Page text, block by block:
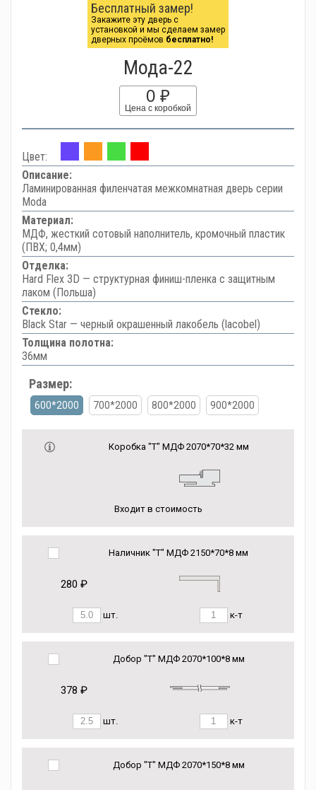
Бесплатный замер!
Закажите эту дверь с
установкой и мы сделаем замер
дверных проёмов бесплатно!
Мода-22
0 ₽
Цена с коробкой
Цвет:
Описание:
Ламинированная филенчатая межкомнатная дверь серии
Moda
Материал:
МДФ, жесткий сотовый наполнитель, кромочный пластик
(ПВХ; 0,4мм)
Отделка:
Hard Flex 3D — структурная финиш-пленка с защитным
лаком (Польша)
Стекло:
Black Star — черный окрашенный лакобель (lacobel)
Толщина полотна:
36мм
Размер:
600*2000 700*2000 800*2000 900*2000
Коробка "Т" МДФ 2070*70*32 мм
Входит в стоимость
Наличник "Т" МДФ 2150*70*8 мм
280 ₽
шт. к-т
Добор "Т" МДФ 2070*100*8 мм
378 ₽
шт. к-т
Добор "Т" МДФ 2070*150*8 мм